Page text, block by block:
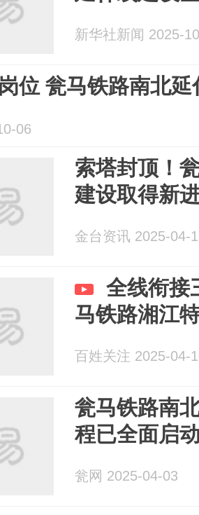
新华社新闻 2025-
位 瓮马铁路南北
06
索塔封顶！
建设取得新
金台资讯 2025-04-
全线衔接
马铁路湘江
百姓关注 2025-04-
瓮马铁路南
程已全面启
瓮网 2025-04-03